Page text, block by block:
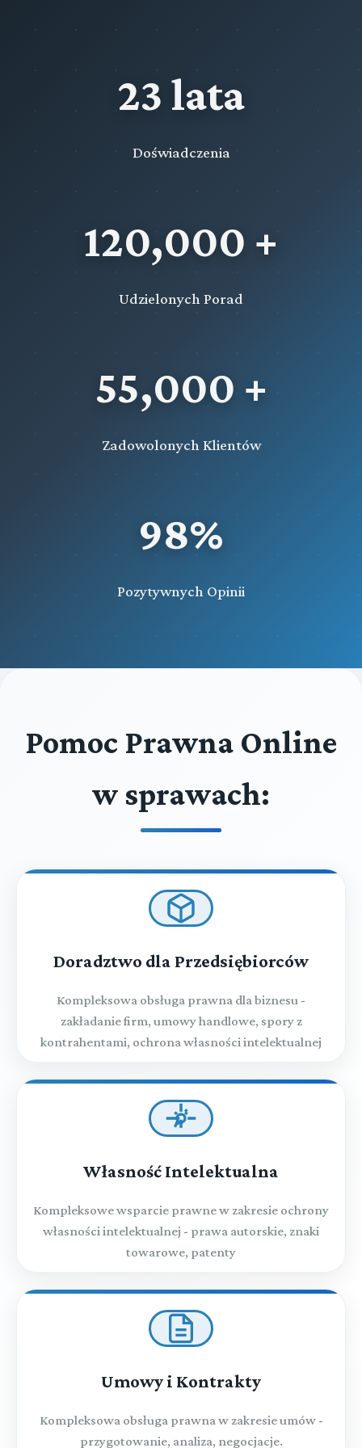
23 lata
Doświadczenia
120,000 +
Udzielonych Porad
55,000 +
Zadowolonych Klientów
98%
Pozytywnych Opinii
Pomoc Prawna Online
w sprawach:
Doradztwo dla Przedsiębiorców
Kompleksowa obsługa prawna dla biznesu -
zakładanie firm, umowy handlowe, spory z
kontrahentami, ochrona własności intelektualnej
Własność Intelektualna
Kompleksowe wsparcie prawne w zakresie ochrony
własności intelektualnej - prawa autorskie, znaki
towarowe, patenty
Umowy i Kontrakty
Kompleksowa obsługa prawna w zakresie umów -
przygotowanie, analiza, negocjacje.